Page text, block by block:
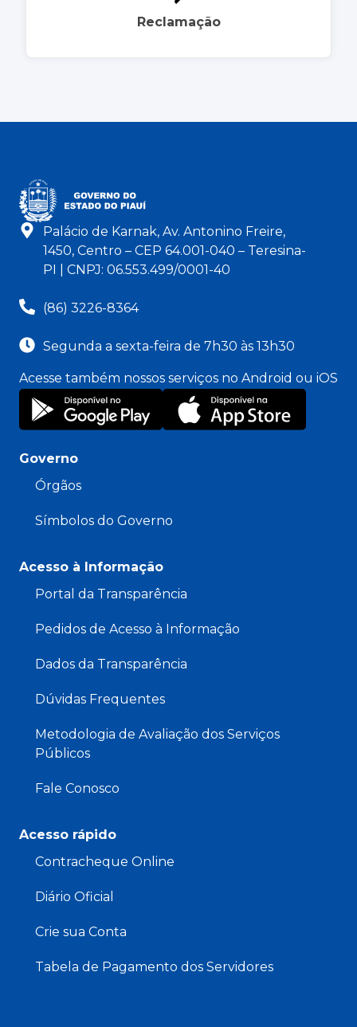
Reclamação
Palácio de Karnak, Av. Antonino Freire,
1450, Centro – CEP 64.001-040 – Teresina-
PI | CNPJ: 06.553.499/0001-40
(86) 3226-8364
Segunda a sexta-feira de 7h30 às 13h30
Acesse também nossos serviços no Android ou iOS
Governo
Órgãos
Símbolos do Governo
Acesso à Informação
Portal da Transparência
Pedidos de Acesso à Informação
Dados da Transparência
Dúvidas Frequentes
Metodologia de Avaliação dos Serviços
Públicos
Fale Conosco
Acesso rápido
Contracheque Online
Diário Oficial
Crie sua Conta
Tabela de Pagamento dos Servidores